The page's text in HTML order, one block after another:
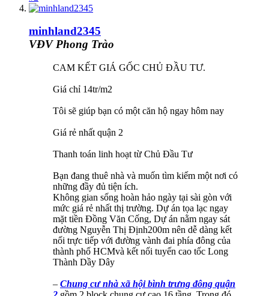
minhland2345
VĐV Phong Trào
CAM KẾT GIÁ GỐC CHỦ ĐẦU TƯ.
Giá chỉ 14tr/m2
Tôi sẽ giúp bạn có một căn hộ ngay hôm nay
Giá rẻ nhất quận 2
Thanh toán linh hoạt từ Chủ Đầu Tư
Bạn đang thuê nhà và muốn tìm kiếm một nơi có
những đầy đủ tiện ích.
Không gian sống hoàn hảo ngày tại sài gòn với
mức giá rẻ nhất thị trường. Dự án tọa lạc ngay
mặt tiền Đồng Văn Cống, Dự án nằm ngay sát
đường Nguyễn Thị Định200m nên dễ dàng kết
nối trực tiếp với đường vành đai phía đông của
thành phố HCMvà kết nối tuyến cao tốc Long
Thành Dầy Dây
– Chung cư nhà xã hội bình trưng đông quận